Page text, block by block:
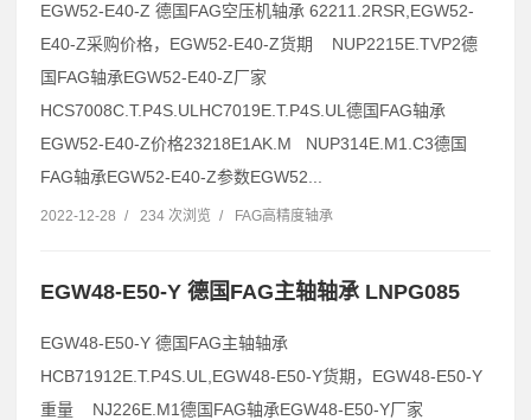
EGW52-E40-Z 德国FAG空压机轴承 62211.2RSR,EGW52-
E40-Z采购价格，EGW52-E40-Z货期 NUP2215E.TVP2德
国FAG轴承EGW52-E40-Z厂家
HCS7008C.T.P4S.ULHC7019E.T.P4S.UL德国FAG轴承
EGW52-E40-Z价格23218E1AK.M NUP314E.M1.C3德国
FAG轴承EGW52-E40-Z参数EGW52...
2022-12-28 / 234 次浏览 / FAG高精度轴承
EGW48-E50-Y 德国FAG主轴轴承 LNPG085
EGW48-E50-Y 德国FAG主轴轴承
HCB71912E.T.P4S.UL,EGW48-E50-Y货期，EGW48-E50-Y
重量 NJ226E.M1德国FAG轴承EGW48-E50-Y厂家